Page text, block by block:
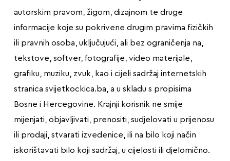
autorskim pravom, žigom, dizajnom te druge
informacije koje su pokrivene drugim pravima fizičkih
ili pravnih osoba, uključujući, ali bez ograničenja na,
tekstove, softver, fotografije, video materijale,
grafiku, muziku, zvuk, kao i cijeli sadržaj internetskih
stranica svijetkockica.ba, a u skladu s propisima
Bosne i Hercegovine. Krajnji korisnik ne smije
mijenjati, objavljivati, prenositi, sudjelovati u prijenosu
ili prodaji, stvarati izvedenice, ili na bilo koji način
iskorištavati bilo koji sadržaj, u cijelosti ili djelomično.